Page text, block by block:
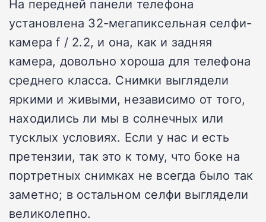
На передней панели телефона
установлена 32-мегапиксельная селфи-
камера f / 2.2, и она, как и задняя
камера, довольно хороша для телефона
среднего класса. Снимки выглядели
яркими и живыми, независимо от того,
находились ли мы в солнечных или
тусклых условиях. Если у нас и есть
претензии, так это к тому, что боке на
портретных снимках не всегда было так
заметно; в остальном селфи выглядели
великолепно.